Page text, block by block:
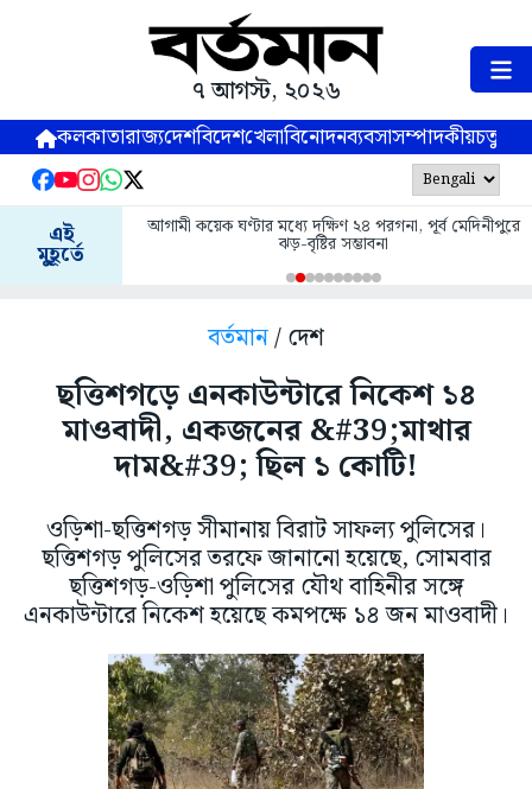
৭ আগস্ট, ২০২৬
কলকাতারাজ্যদেশবিদেশখেলাবিনোদনব্যবসাসম্পাদকীয়
এই
মুহূর্তে
আগামী কয়েক ঘণ্টার মধ্যে দক্ষিণ ২৪ পরগনা, পূর্ব মেদিনীপুরে
ঝড়-বৃষ্টির সম্ভাবনা
বর্তমান/ দেশ
ছত্তিশগড়ে এনকাউন্টারে নিকেশ ১৪
মাওবাদী, একজনের &#39;মাথার
দাম&#39; ছিল ১ কোটি!
ওড়িশা-ছত্তিশগড় সীমানায় বিরাট সাফল্য পুলিসের।
ছত্তিশগড় পুলিসের তরফে জানানো হয়েছে, সোমবার
ছত্তিশগড়-ওড়িশা পুলিসের যৌথ বাহিনীর সঙ্গে
এনকাউন্টারে নিকেশ হয়েছে কমপক্ষে ১৪ জন মাওবাদী।